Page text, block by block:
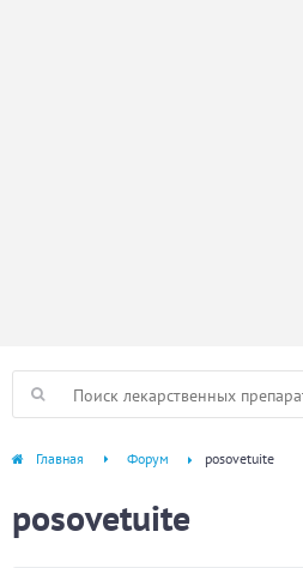
Главная Форум posovetuite
posovetuite